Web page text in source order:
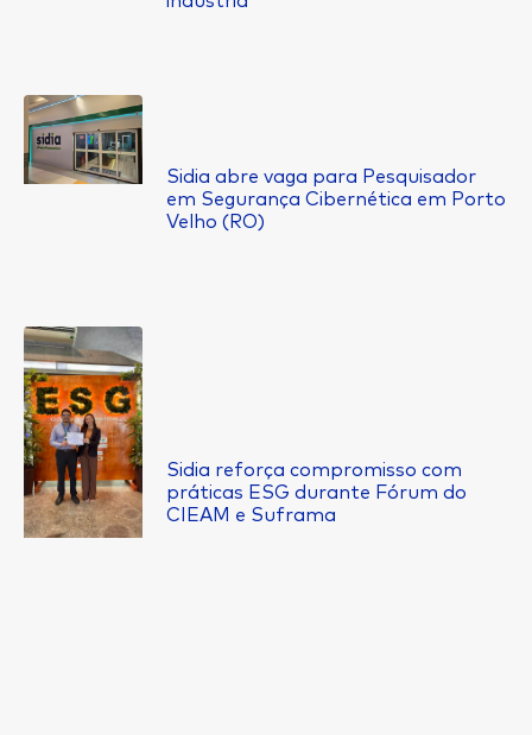
Sidia abre vaga para Pesquisador
em Segurança Cibernética em Porto
Velho (RO)
Sidia reforça compromisso com
práticas ESG durante Fórum do
CIEAM e Suframa